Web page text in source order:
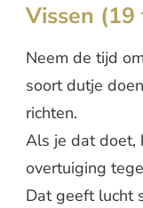
Vissen
Neem de tijd
soort dutje
richten.
Als je dat doet,
overtuiging
Dat geeft lucht